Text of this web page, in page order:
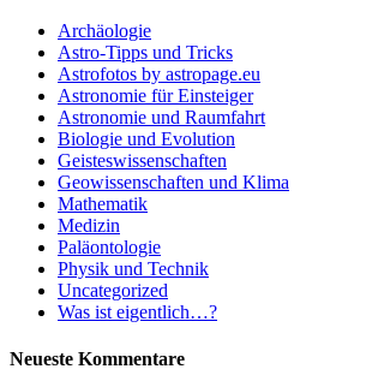
Archäologie
Astro-Tipps und Tricks
Astrofotos by astropage.eu
Astronomie für Einsteiger
Astronomie und Raumfahrt
Biologie und Evolution
Geisteswissenschaften
Geowissenschaften und Klima
Mathematik
Medizin
Paläontologie
Physik und Technik
Uncategorized
Was ist eigentlich…?
Neueste Kommentare